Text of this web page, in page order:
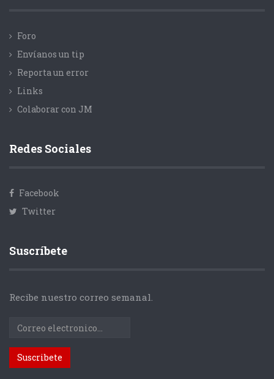
Foro
Envíanos un tip
Reporta un error
Links
Colaborar con JM
Redes Sociales
Facebook
Twitter
Suscríbete
Recibe nuestro correo semanal.